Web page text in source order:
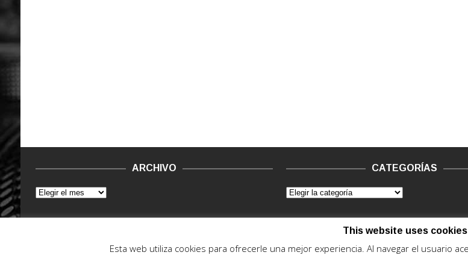
ARCHIVO CATEGORÍAS
This website uses cookies
Esta web utiliza cookies para ofrecerle una mejor experiencia. Al navegar el usuario